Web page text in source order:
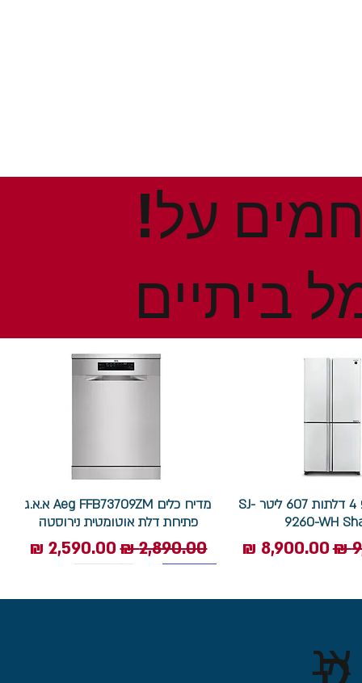
מקרר שארפ 4 דלתות 607 ליטר SJ-
9260-WH
מחיר מבצע
מדיח כלים Aeg FFB73709ZM א.א.ג
פתיחת דלת אוטומטית נירוסטה
מחיר רגיל‏2,890.00 ‏₪ מחיר מבצע
!הנחות ומבצעים חמים על
ביתיים
אנ